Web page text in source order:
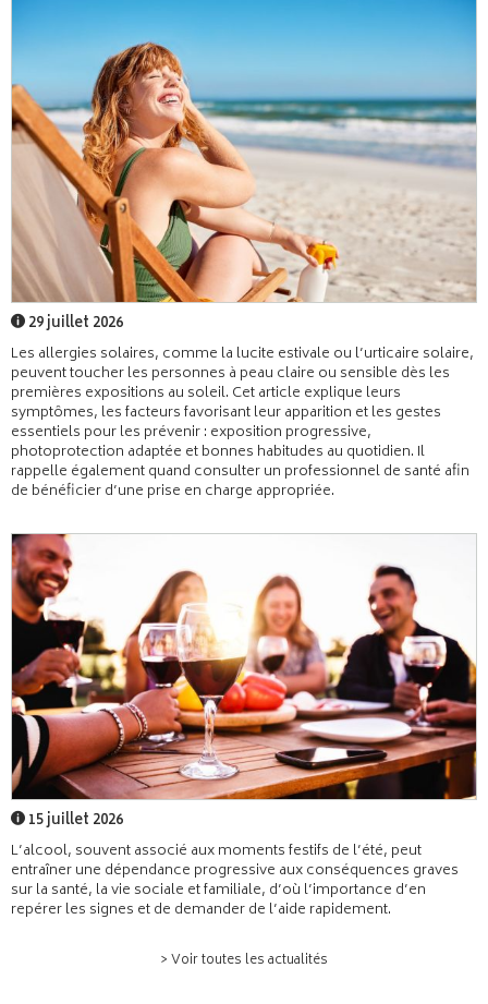
29 juillet 2026
Les allergies solaires, comme la lucite estivale ou l’urticaire solaire,
peuvent toucher les personnes à peau claire ou sensible dès les
premières expositions au soleil. Cet article explique leurs
symptômes, les facteurs favorisant leur apparition et les gestes
essentiels pour les prévenir : exposition progressive,
photoprotection adaptée et bonnes habitudes au quotidien. Il
rappelle également quand consulter un professionnel de santé afin
de bénéficier d’une prise en charge appropriée.
15 juillet 2026
L’alcool, souvent associé aux moments festifs de l’été, peut
entraîner une dépendance progressive aux conséquences graves
sur la santé, la vie sociale et familiale, d’où l’importance d’en
repérer les signes et de demander de l’aide rapidement.
> Voir toutes les actualités